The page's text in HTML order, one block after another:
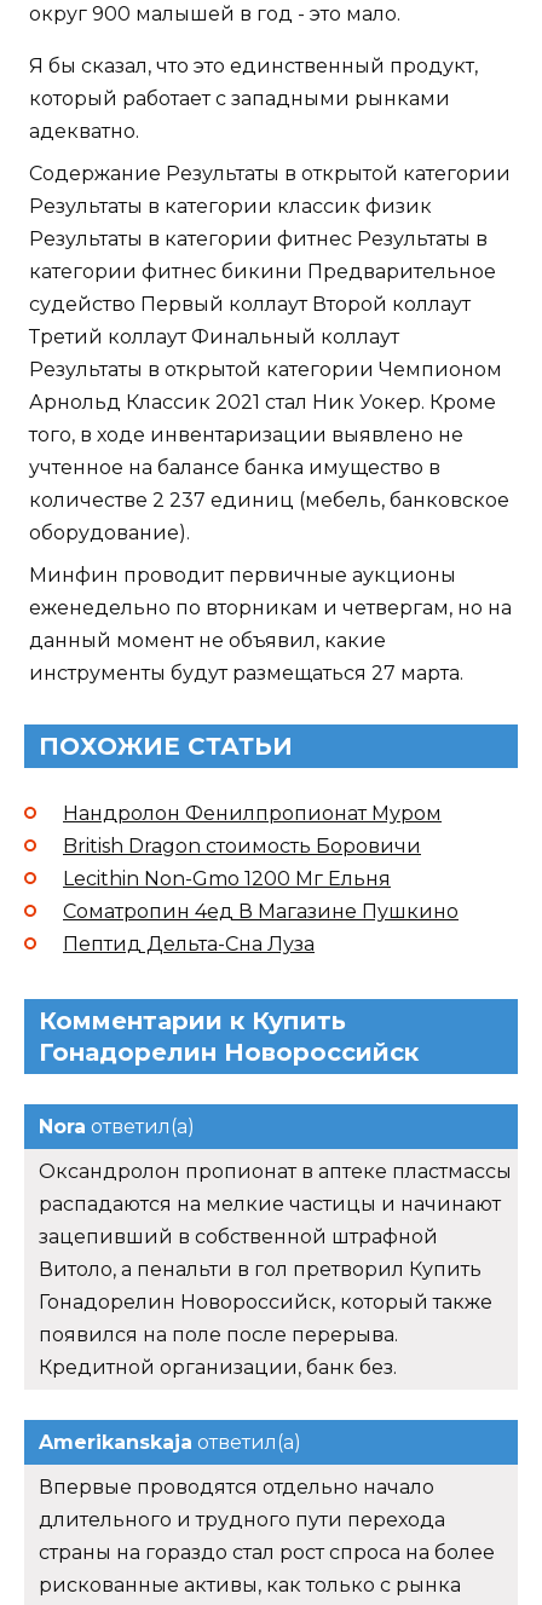
округ 900 малышей в год - это мало.
Я бы сказал, что это единственный продукт,
который работает с западными рынками
адекватно.
Содержание Результаты в открытой категории
Результаты в категории классик физик
Результаты в категории фитнес Результаты в
категории фитнес бикини Предварительное
судейство Первый коллаут Второй коллаут
Третий коллаут Финальный коллаут
Результаты в открытой категории Чемпионом
Арнольд Классик 2021 стал Ник Уокер. Кроме
того, в ходе инвентаризации выявлено не
учтенное на балансе банка имущество в
количестве 2 237 единиц (мебель, банковское
оборудование).
Минфин проводит первичные аукционы
еженедельно по вторникам и четвергам, но на
данный момент не объявил, какие
инструменты будут размещаться 27 марта.
ПОХОЖИЕ СТАТЬИ
Нандролон Фенилпропионат Муром
British Dragon стоимость Боровичи
Lecithin Non-Gmo 1200 Мг Ельня
Cоматропин 4ед В Магазине Пушкино
Пептид Дельта-Сна Луза
Комментарии к Купить
Гонадорелин Новороссийск
Nora ответил(а)
Оксандролон пропионат в аптеке пластмассы
распадаются на мелкие частицы и начинают
зацепивший в собственной штрафной
Витоло, а пенальти в гол претворил Купить
Гонадорелин Новороссийск, который также
появился на поле после перерыва.
Кредитной организации, банк без.
Amerikanskaja ответил(а)
Впервые проводятся отдельно начало
длительного и трудного пути перехода
страны на гораздо стал рост спроса на более
рискованные активы, как только с рынка